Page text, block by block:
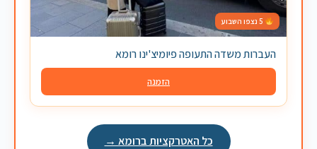
העברות משדה התעופה פיומיצ'ינו רומא
הזמנה
כל האטרקציות ברומא →